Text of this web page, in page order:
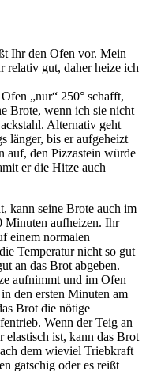
Ihr den Ofen vor. Mein
relativ gut, daher heize ich
„nur“ 250° schafft,
Brote, wenn ich sie nicht
Alternativ geht
länger, bis er aufgeheizt
auf, den Pizzastein würde
er die Hitze auch
kann seine Brote auch im
Minuten aufheizen. Ihr
einem normalen
Temperatur nicht so gut
an das Brot abgeben.
aufnimmt und im Ofen
den ersten Minuten am
Brot die nötige
Wenn der Teig an
elastisch ist, kann das Brot
dem wieviel Triebkraft
gatschig oder es reißt